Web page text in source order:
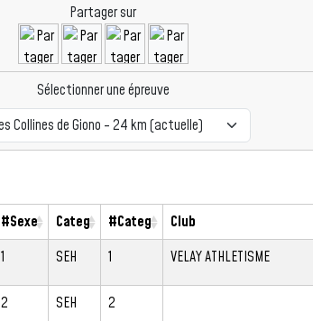
Partager sur
Sélectionner une épreuve
#Sexe Categ #Categ Club
1 SEH 1 VELAY ATHLETISME
2 SEH 2